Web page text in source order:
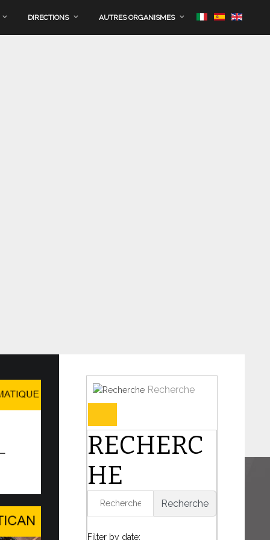
DIRECTIONS AUTRES ORGANISMES
et l’AI for Good Glob…
DIALOGUE DANS UN MONDE EN
de l’histoire, le Pape Léon XIV a
du Saint-Siège...
Recherche
RECHERC
HE
Recherche
Filter by date: